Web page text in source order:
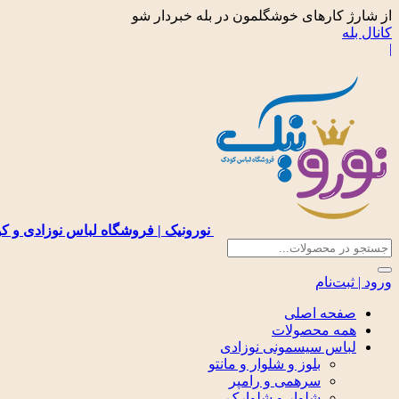
از شارژ کارهای خوشگلمون در بله خبردار شو
کانال بله
|
نورونیک | فروشگاه لباس نوزادی و
ورود | ثبت‌نام
صفحه اصلی
همه محصولات
لباس سیسمونی نوزادی
بلوز و شلوار و مانتو
سرهمی و رامپر